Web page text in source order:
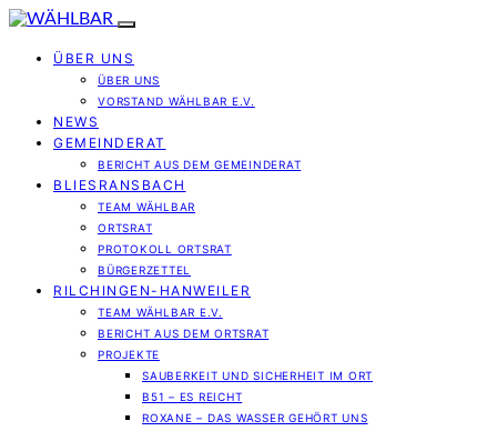
ÜBER UNS
ÜBER UNS
VORSTAND WÄHLBAR E.V.
NEWS
GEMEINDERAT
BERICHT AUS DEM GEMEINDERAT
BLIESRANSBACH
TEAM WÄHLBAR
ORTSRAT
PROTOKOLL ORTSRAT
BÜRGERZETTEL
RILCHINGEN-HANWEILER
TEAM WÄHLBAR E.V.
BERICHT AUS DEM ORTSRAT
PROJEKTE
SAUBERKEIT UND SICHERHEIT IM ORT
B51 – ES REICHT
ROXANE – DAS WASSER GEHÖRT UNS